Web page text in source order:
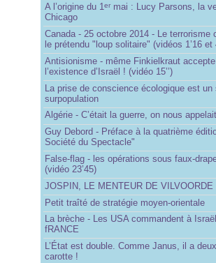
A l’origine du 1er mai : Lucy Parsons, la
Chicago
Canada - 25 octobre 2014 - Le terrorisme
le prétendu "loup solitaire" (vidéos 1’16 et
Antisionisme - même Finkielkraut
l’existence d’Israël ! (vidéo 15’’)
La prise de conscience écologique est un
surpopulation
Algérie - C’était la guerre, on nous
Guy Debord - Préface à la quatrième
Société du Spectacle"
False-flag - les opérations sous faux-
(vidéo 23’45)
JOSPIN, LE MENTEUR DE VILVOORDE
Petit traîté de stratégie moyen-orientale
La brèche - Les USA commandent à
fRANCE
L’État est double. Comme Janus, il a
carotte !